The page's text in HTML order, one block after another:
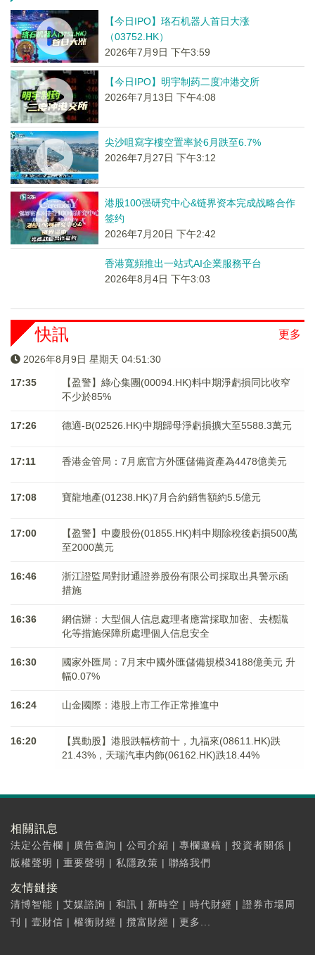
【今日IPO】珞石机器人首日大涨
（03752.HK）
2026年7月9日 下午3:59
【今日IPO】明宇制药二度冲港交所
2026年7月13日 下午4:08
尖沙咀寫字樓空置率於6月跌至6.7%
2026年7月27日 下午3:12
港股100强研究中心&链界资本完成战略合作
签约
2026年7月20日 下午2:42
香港寬頻推出一站式AI企業服務平台
2026年8月4日 下午3:03
更多
快訊
2026年8月9日 星期天 04:51:30
17:35
【盈警】綠心集團(00094.HK)料中期淨虧損同比收窄
不少於85%
17:26 德適-B(02526.HK)中期歸母淨虧損擴大至5588.3萬元
17:11 香港金管局：7月底官方外匯儲備資產為4478億美元
17:08 寶龍地產(01238.HK)7月合約銷售額約5.5億元
17:00
【盈警】中慶股份(01855.HK)料中期除稅後虧損500萬
至2000萬元
16:46
浙江證監局對財通證券股份有限公司採取出具警示函
措施
16:36
網信辦：大型個人信息處理者應當採取加密、去標識
化等措施保障所處理個人信息安全
16:30
國家外匯局：7月末中國外匯儲備規模34188億美元 升
幅0.07%
16:24 山金國際：港股上市工作正常推進中
16:20
【異動股】港股跌幅榜前十，九福來(08611.HK)跌
21.43%，天瑞汽車内飾(06162.HK)跌18.44%
相關訊息
法定公告欄 | 廣告查詢 | 公司介紹 | 專欄邀稿 | 投資者關係 |
版權聲明 | 重要聲明 | 私隱政策 | 聯絡我們
友情鏈接
清博智能 | 艾媒諮詢 | 和訊 | 新時空 | 時代財經 | 證券市場周
刊
| 壹財信 | 權衡財經 | 攬富財經 | 更多...